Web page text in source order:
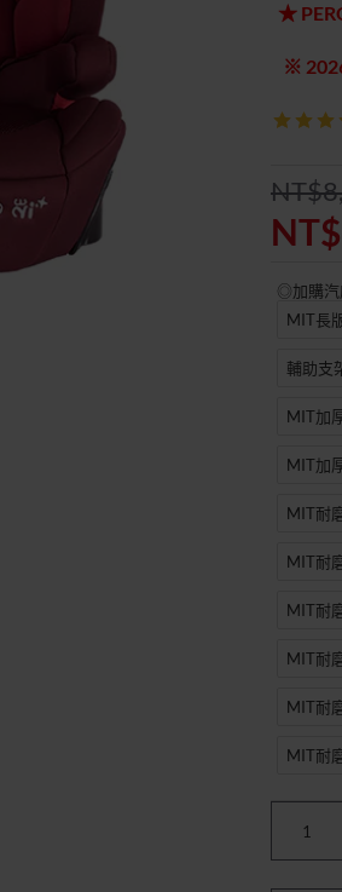
★
※
◎加購汽
MIT長
輔助支
MIT加
MIT加
MIT耐
MIT耐
MIT耐
MIT耐
MIT耐
MIT耐